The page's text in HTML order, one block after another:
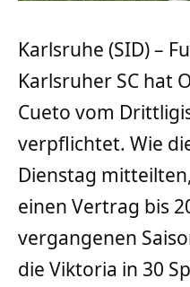
Karlsruhe (SID) –
Karlsruher SC hat
Cueto vom
verpflichtet. Wie
Dienstag
einen Vertrag bis
vergangenen
die Viktoria in 30